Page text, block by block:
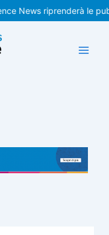
News riprenderà le